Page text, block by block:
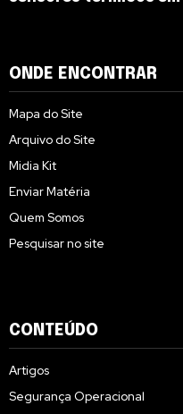
ONDE ENCONTRAR
Mapa do Site
Arquivo do Site
Midia Kit
Enviar Matéria
Quem Somos
Pesquisar no site
CONTEÚDO
Artigos
Segurança Operacional